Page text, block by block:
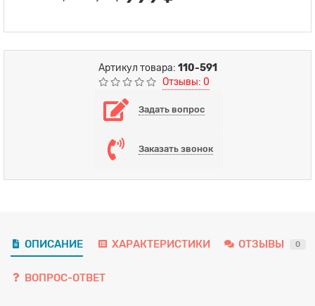
Артикул товара: 110-591
Отзывы: 0
Задать вопрос
Заказать звонок
ОПИСАНИЕ ХАРАКТЕРИСТИКИ ОТЗЫВЫ 0
ВОПРОС-ОТВЕТ